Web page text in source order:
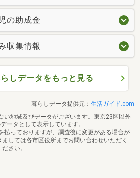
の助成金
収集情報
しデータをもっと見る
暮らしデータ提供元： 生活ガイド.com
い地域及びデータがございます。東京23区以外
ータとして表示しています。
払っておりますが、調査後に変更がある場合が
しては各市区役所までお問い合わせいただく
さい。